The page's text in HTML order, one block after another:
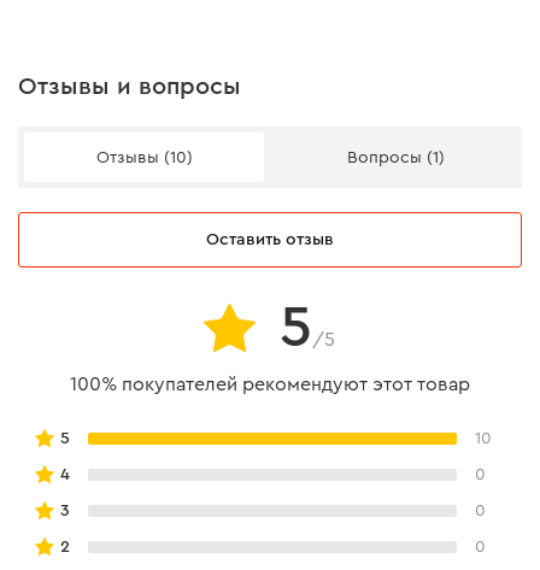
Отзывы и вопросы
Отзывы (10) Вопросы (1)
Оставить отзыв
5 /5
100% покупателей рекомендуют этот товар
5 10
4 0
3 0
2 0